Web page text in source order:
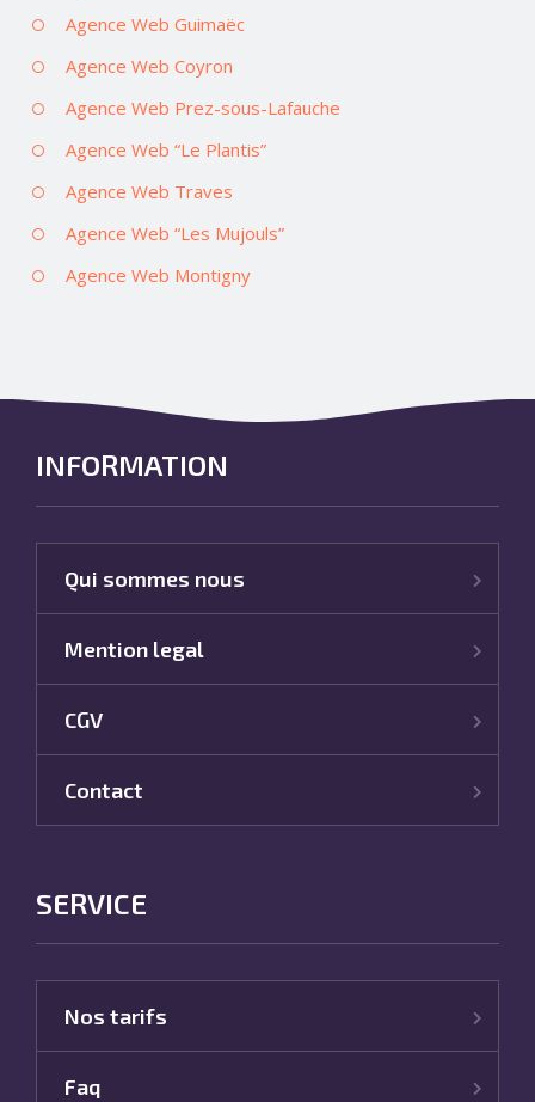
Agence Web Guimaëc
Agence Web Coyron
Agence Web Prez-sous-Lafauche
Agence Web “Le Plantis”
Agence Web Traves
Agence Web “Les Mujouls”
Agence Web Montigny
INFORMATION
Qui sommes nous
Mention legal
CGV
Contact
SERVICE
Nos tarifs
Faq